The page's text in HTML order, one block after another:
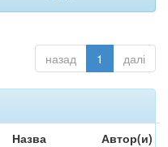
назад 1 далі
Назва Автор(и)